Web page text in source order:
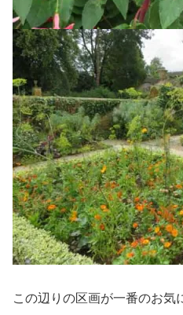
この辺りの区画が一番のお気